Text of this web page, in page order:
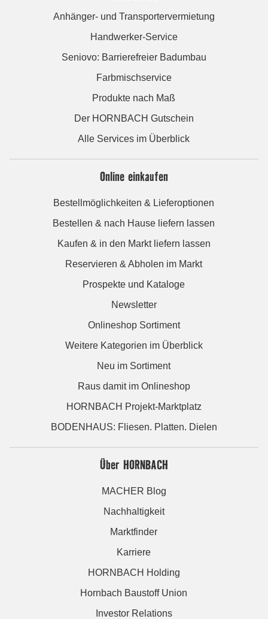
Anhänger- und Transportervermietung
Handwerker-Service
Seniovo: Barrierefreier Badumbau
Farbmischservice
Produkte nach Maß
Der HORNBACH Gutschein
Alle Services im Überblick
Online einkaufen
Bestellmöglichkeiten & Lieferoptionen
Bestellen & nach Hause liefern lassen
Kaufen & in den Markt liefern lassen
Reservieren & Abholen im Markt
Prospekte und Kataloge
Newsletter
Onlineshop Sortiment
Weitere Kategorien im Überblick
Neu im Sortiment
Raus damit im Onlineshop
HORNBACH Projekt-Marktplatz
BODENHAUS: Fliesen. Platten. Dielen
Über HORNBACH
MACHER Blog
Nachhaltigkeit
Marktfinder
Karriere
HORNBACH Holding
Hornbach Baustoff Union
Investor Relations